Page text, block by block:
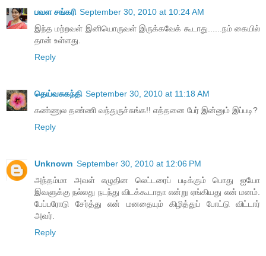
பவள சங்கரி September 30, 2010 at 10:24 AM
இந்த மற்றவள் இனியொருவள் இருக்கவேக் கூடாது......நம் கையில்
தான் உள்ளது.
Reply
தெய்வசுகந்தி September 30, 2010 at 11:18 AM
கண்ணுல தண்ணி வந்துருச்சுங்க!! எத்தனை பேர் இன்னும் இப்படி?
Reply
Unknown September 30, 2010 at 12:06 PM
அந்தம்மா அவள் எழுதின லெட்டரைப் படிக்கும் பொது ஐயோ
இவளுக்கு நல்லது நடந்து விடக்கூடாதா என்று ஏங்கியது என் மனம்.
பேப்பரோடு சேர்த்து என் மனதையும் கிழித்துப் போட்டு விட்டார்
அவர்.
Reply